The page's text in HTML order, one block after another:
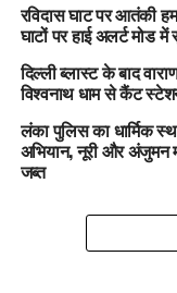
रविदास घाट पर आतंकी
घाटों पर हाई अलर्ट मोड में
दिल्ली ब्लास्ट के बाद
विश्वनाथ धाम से कैंट
लंका पुलिस का धार्मिक
अभियान, नूरी और अंजुमन
जब्त